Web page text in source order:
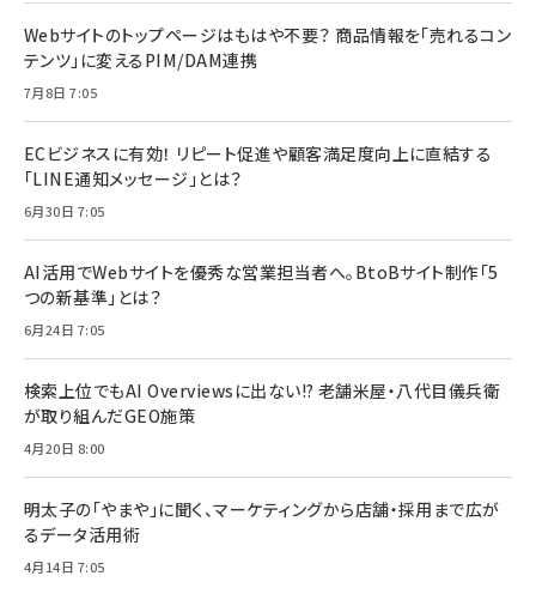
Webサイトのトップページはもはや不要？ 商品情報を「売れるコン
テンツ」に変えるPIM/DAM連携
7月8日 7:05
ECビジネスに有効！ リピート促進や顧客満足度向上に直結する
「LINE通知メッセージ」とは？
6月30日 7:05
AI活用でWebサイトを優秀な営業担当者へ。BtoBサイト制作「5
つの新基準」とは？
6月24日 7:05
検索上位でもAI Overviewsに出ない!? 老舗米屋・八代目儀兵衛
が取り組んだGEO施策
4月20日 8:00
明太子の「やまや」に聞く、マーケティングから店舗・採用まで広が
るデータ活用術
4月14日 7:05